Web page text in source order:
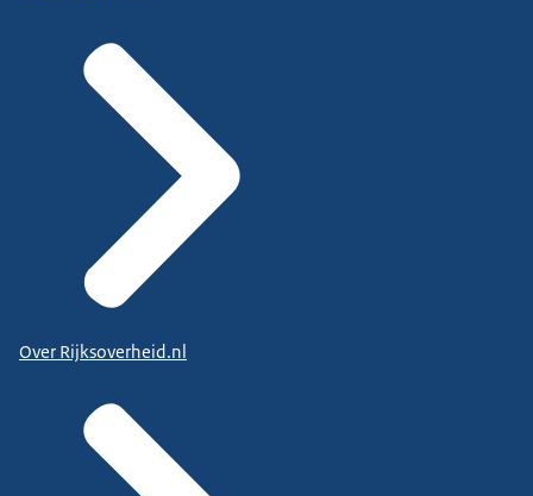
Over Rijksoverheid.nl